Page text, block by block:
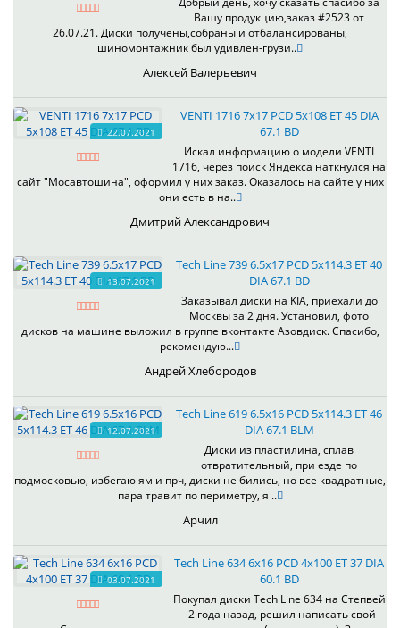
Вашу продукцию,заказ #2523 от
26.07.21. Диски получены,собраны и отбалансированы,
шиномонтажник был удивлен-грузи..
Алексей Валерьевич
22.07.2021
VENTI 1716 7x17 PCD 5x108 ET 45 DIA
67.1 BD
Искал информацию о модели VENTI
1716, через поиск Яндекса наткнулся на
сайт "Мосавтошина", оформил у них заказ. Оказалось на сайте у них
они есть в на..
Дмитрий Александрович
13.07.2021
Tech Line 739 6.5x17 PCD 5x114.3 ET 40
DIA 67.1 BD
Заказывал диски на KIA, приехали до
Москвы за 2 дня. Установил, фото
дисков на машине выложил в группе вконтакте Азовдиск. Спасибо,
рекомендую...
Андрей Хлебородов
12.07.2021
Tech Line 619 6.5x16 PCD 5x114.3 ET 46
DIA 67.1 BLM
Диски из пластилина, сплав
отвратительный, при езде по
подмосковью, избегаю ям и прч, диски не бились, но все квадратные,
пара травит по периметру, я ..
Арчил
03.07.2021
Tech Line 634 6x16 PCD 4x100 ET 37 DIA
60.1 BD
Покупал диски Tech Line 634 на Степвей
- 2 года назад, решил написать свой